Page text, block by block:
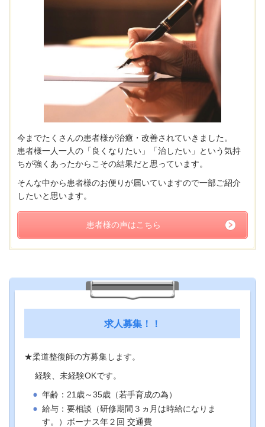
今までたくさんの患者様が治癒・改善されていきました。
患者様一人一人の「良くなりたい」「治したい」という気持
ちが強くあったからこその結果だと思っています。
そんな中から患者様のお便りが届いていますので一部ご紹介
したいと思います。
患者様の声はこちら
求人募集！！
★柔道整復師の方募集します。
経験、未経験OKです。
年齢：21歳～35歳（若手育成の為）
給与：要相談（研修期間３ヵ月は時給になりま
す。）ボーナス年２回 交通費